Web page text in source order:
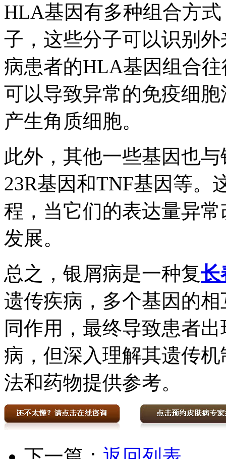
HLA基因有多种组合方
子，这些分子可以识别
病患者的HLA基因组合
可以导致异常的免疫细
产生角质细胞。
此外，其他一些基因也
23R基因和TNF基因等。
程，当它们的表达量异
发展。
总之，银屑病是一种复长
遗传疾病，多个基因的
同作用，最终导致患者
病，但深入理解其遗传
法和药物提供参考。